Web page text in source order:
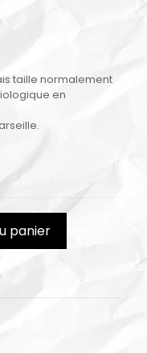
taille normalement
en
panier